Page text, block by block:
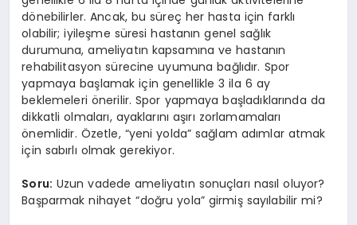
dönebilirler. Ancak, bu süreç her hasta için farklı
olabilir; iyileşme süresi hastanın genel sağlık
durumuna, ameliyatın kapsamına ve hastanın
rehabilitasyon sürecine uyumuna bağlıdır. Spor
yapmaya başlamak için genellikle 3 ila 6 ay
beklemeleri önerilir. Spor yapmaya başladıklarında da
dikkatli olmaları, ayaklarını aşırı zorlamamaları
önemlidir. Özetle, “yeni yolda” sağlam adımlar atmak
için sabırlı olmak gerekiyor.
Soru: Uzun vadede ameliyatın sonuçları nasıl oluyor?
Başparmak nihayet “doğru yola” girmiş sayılabilir mi?